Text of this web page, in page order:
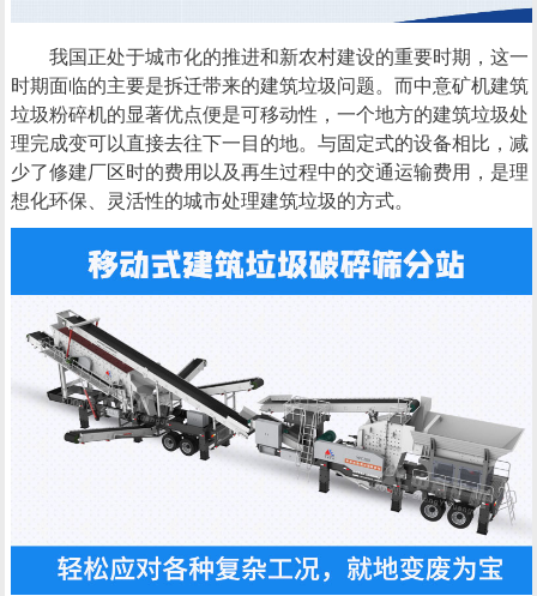
我国正处于城市化的推进和新农村建设的重要时期，这一
时期面临的主要是拆迁带来的建筑垃圾问题。而中意矿机建筑
垃圾粉碎机的显著优点便是可移动性，一个地方的建筑垃圾处
理完成变可以直接去往下一目的地。与固定式的设备相比，减
少了修建厂区时的费用以及再生过程中的交通运输费用，是理
想化环保、灵活性的城市处理建筑垃圾的方式。